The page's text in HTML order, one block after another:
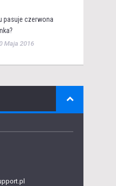
pasuje czerwona
Maja 2016